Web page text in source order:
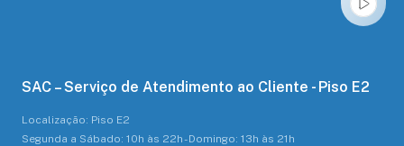
SAC – Serviço de Atendimento ao Cliente - Piso E2
Localização: Piso E2
Segunda a Sábado: 10h às 22h - Domingo: 13h às 21h